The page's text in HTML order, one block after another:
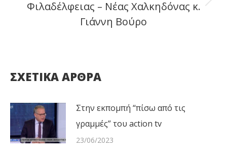
Next
post:
Φιλαδέλφειας – Νέας Χαλκηδόνας κ.
Γιάννη Βούρο
ΣΧΕΤΙΚΑ ΑΡΘΡΑ
Στην εκπομπή “πίσω από τις
γραμμές” του action tv
23/06/2023